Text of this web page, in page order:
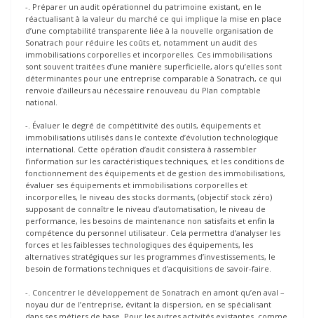
-. Préparer un audit opérationnel du patrimoine existant, en le
réactualisant à la valeur du marché ce qui implique la mise en place
d’une comptabilité transparente liée à la nouvelle organisation de
Sonatrach pour réduire les coûts et, notamment un audit des
immobilisations corporelles et incorporelles. Ces immobilisations
sont souvent traitées d’une manière superficielle, alors qu’elles sont
déterminantes pour une entreprise comparable à Sonatrach, ce qui
renvoie d’ailleurs au nécessaire renouveau du Plan comptable
national.
-. Évaluer le degré de compétitivité des outils, équipements et
immobilisations utilisés dans le contexte d’évolution technologique
international. Cette opération d’audit consistera à rassembler
l’information sur les caractéristiques techniques, et les conditions de
fonctionnement des équipements et de gestion des immobilisations,
évaluer ses équipements et immobilisations corporelles et
incorporelles, le niveau des stocks dormants, (objectif stock zéro)
supposant de connaître le niveau d’automatisation, le niveau de
performance, les besoins de maintenance non satisfaits et enfin la
compétence du personnel utilisateur. Cela permettra d’analyser les
forces et les faiblesses technologiques des équipements, les
alternatives stratégiques sur les programmes d’investissements, le
besoin de formations techniques et d’acquisitions de savoir-faire.
-. Concentrer le développement de Sonatrach en amont qu’en aval –
noyau dur de l’entreprise, évitant la dispersion, en se spécialisant